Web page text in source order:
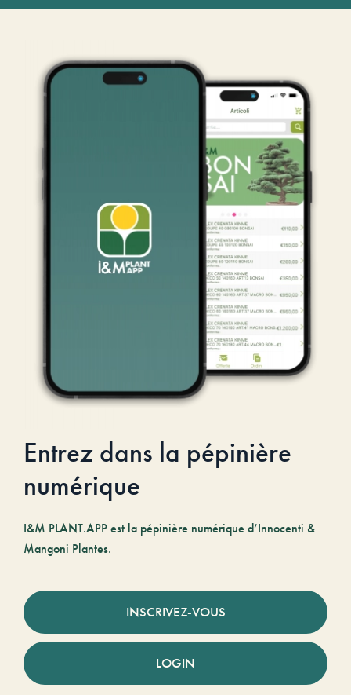
Entrez dans la pépinière
numérique
I&M PLANT.APP est la pépinière numérique d’Innocenti &
Mangoni Plantes.
INSCRIVEZ-VOUS
LOGIN